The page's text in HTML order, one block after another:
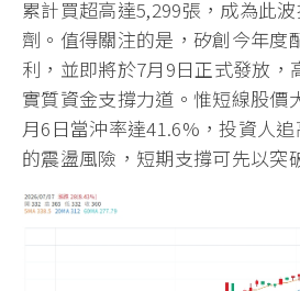
累計買超高達5,299張，成為此
劑。值得關注的是，矽創今年度
利，並即將於7月9日正式發放，
實質資金支撐力道。惟短線股價
月6日當沖率達41.6%，投資人
的震盪風險，短期支撐可先以突